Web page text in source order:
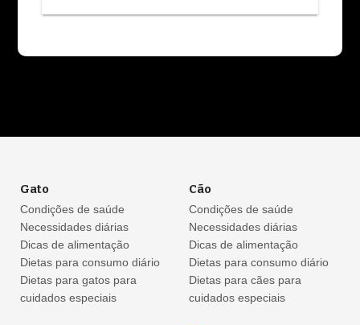
Gato
Condições de saúde
Necessidades diárias
Dicas de alimentação
Dietas para consumo diário
Dietas para gatos para
cuidados especiais
Cão
Condições de saúde
Necessidades diárias
Dicas de alimentação
Dietas para consumo diário
Dietas para cães para
cuidados especiais